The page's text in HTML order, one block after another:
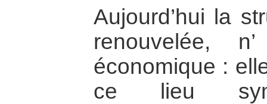
Aujourd’hui la
renouvelée,
économique :
ce lieu